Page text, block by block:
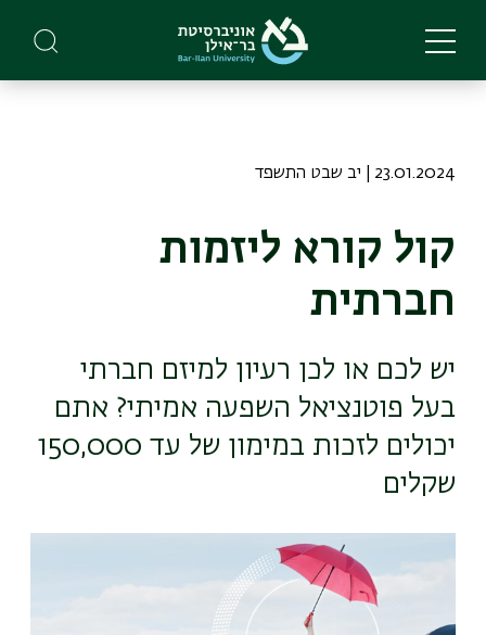
main
23.01.2024 | יב שבט התשפד
קול קורא ליזמות
חברתית
יש לכם או לכן רעיון למיזם חברתי
בעל פוטנציאל השפעה אמיתי? אתם
יכולים לזכות במימון של עד 150,000
שקלים